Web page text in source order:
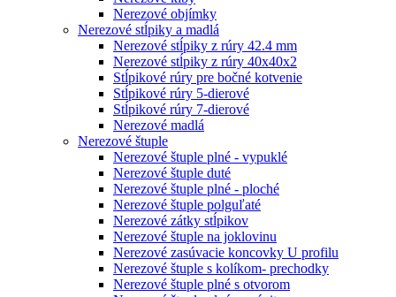
Nerezové objímky
Nerezové stĺpiky a madlá
Nerezové stĺpiky z rúry 42.4 mm
Nerezové stĺpiky z rúry 40x40x2
Stĺpikové rúry pre bočné kotvenie
Stĺpikové rúry 5-dierové
Stĺpikové rúry 7-dierové
Nerezové madlá
Nerezové štuple
Nerezové štuple plné - vypuklé
Nerezové štuple duté
Nerezové štuple plné - ploché
Nerezové štuple polguľaté
Nerezové zátky stĺpikov
Nerezové štuple na joklovinu
Nerezové zasúvacie koncovky U profilu
Nerezové štuple s kolíkom- prechodky
Nerezové štuple plné s otvorom